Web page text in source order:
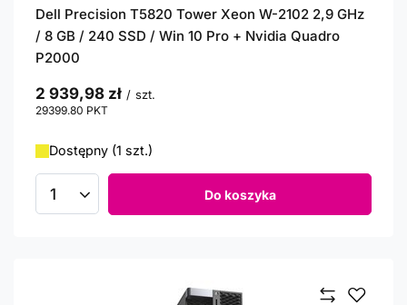
Dell Precision T5820 Tower Xeon W-2102 2,9 GHz
/ 8 GB / 240 SSD / Win 10 Pro + Nvidia Quadro
P2000
2 939,98 zł / szt.
29399.80 PKT
Dostępny (1 szt.)
Ilość produktów Do koszyka